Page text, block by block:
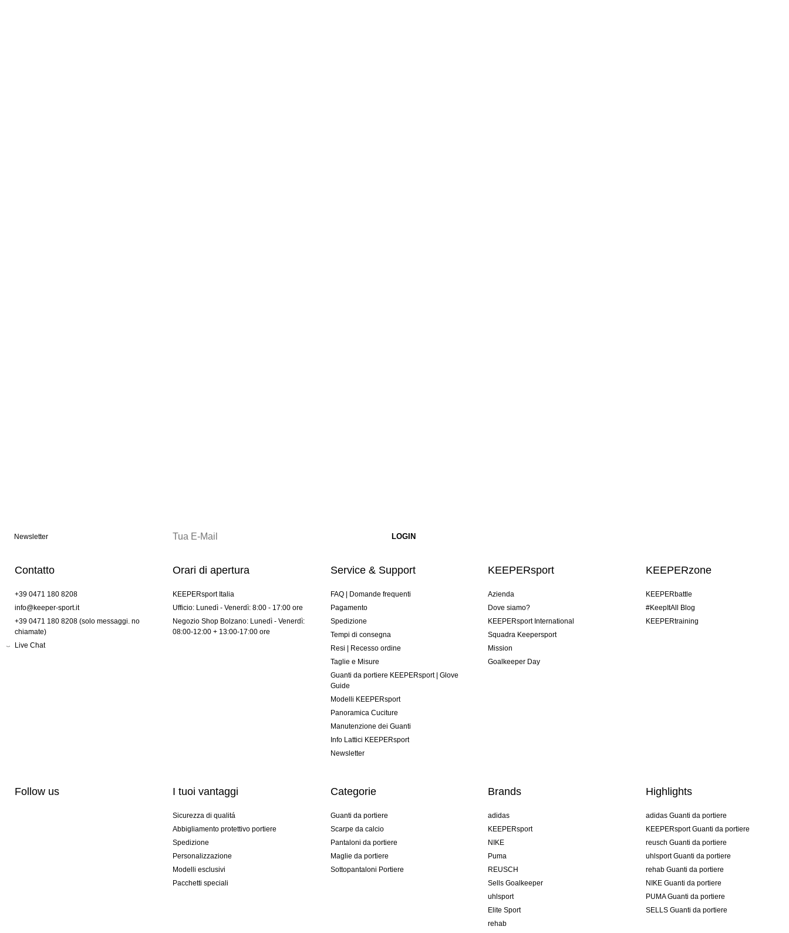
Newsletter
Contatto
+39 0471 180 8208
info@keeper-sport.it
+39 0471 180 8208 (solo messaggi. no
chiamate)
Live Chat
Orari di apertura
KEEPERsport Italia
Ufficio: Lunedì - Venerdì: 8:00 - 17:00 ore
Negozio Shop Bolzano: Lunedì - Venerdì:
08:00-12:00 + 13:00-17:00 ore
Service & Support
FAQ | Domande frequenti
Pagamento
Spedizione
Tempi di consegna
Resi | Recesso ordine
Taglie e Misure
Guanti da portiere KEEPERsport | Glove
Guide
Modelli KEEPERsport
Panoramica Cuciture
Manutenzione dei Guanti
Info Lattici KEEPERsport
Newsletter
KEEPERsport
Azienda
Dove siamo?
KEEPERsport International
Squadra Keepersport
Mission
Goalkeeper Day
KEEPERzone
KEEPERbattle
#KeepItAll Blog
KEEPERtraining
Follow us I tuoi vantaggi
Sicurezza di qualitá
Abbigliamento protettivo portiere
Spedizione
Personalizzazione
Modelli esclusivi
Pacchetti speciali
Categorie
Guanti da portiere
Scarpe da calcio
Pantaloni da portiere
Maglie da portiere
Sottopantaloni Portiere
Brands
adidas
KEEPERsport
NIKE
Puma
REUSCH
Sells Goalkeeper
uhlsport
Elite Sport
rehab
Highlights
adidas Guanti da portiere
KEEPERsport Guanti da portiere
reusch Guanti da portiere
uhlsport Guanti da portiere
rehab Guanti da portiere
NIKE Guanti da portiere
PUMA Guanti da portiere
SELLS Guanti da portiere